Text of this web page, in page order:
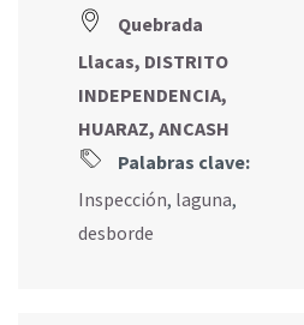
Quebrada
Llacas, DISTRITO
INDEPENDENCIA,
HUARAZ, ANCASH
Palabras clave:
Inspección, laguna,
desborde